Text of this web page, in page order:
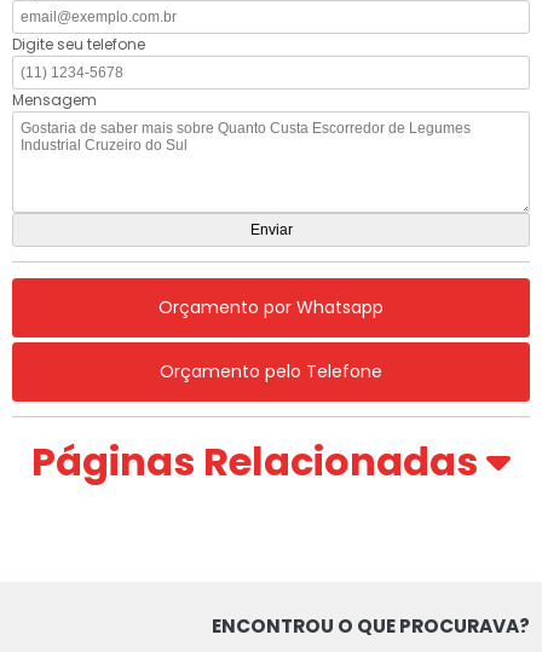
Digite seu telefone
Mensagem
Orçamento por Whatsapp
Orçamento pelo Telefone
Páginas Relacionadas
ENCONTROU O QUE PROCURAVA?